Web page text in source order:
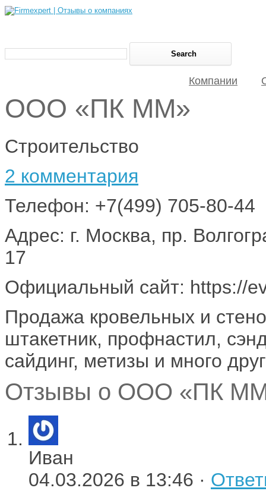
Компании
ООО «ПК ММ»
Строительство
2 комментария
Телефон: +7(499) 705-80-44
Адрес: г. Москва, пр.
17
Официальный сайт: https://
Продажа кровельных и
штакетник, профнастил,
сайдинг, метизы и много
Отзывы о ООО «ПК
Иван
04.03.2026 в 13:46 ·